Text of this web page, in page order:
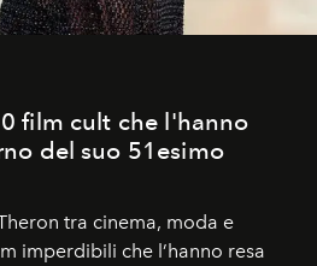
film cult che l'hanno
del suo 51esimo
tra cinema, moda e
imperdibili che l’hanno resa